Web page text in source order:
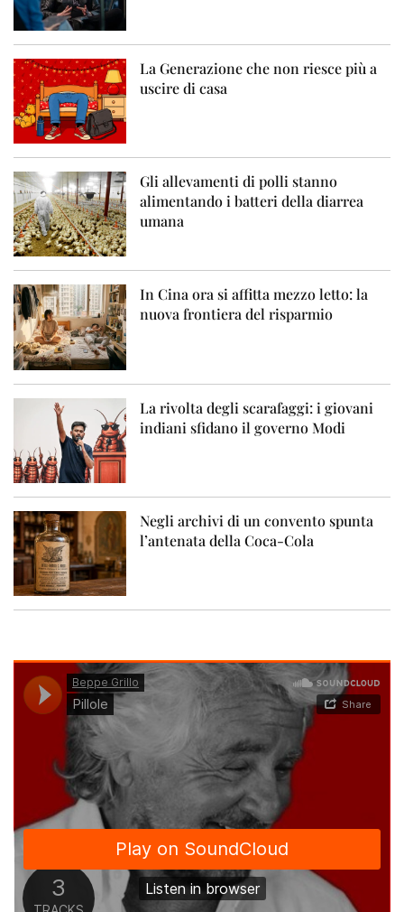
La Generazione che non riesce più a
uscire di casa
Gli allevamenti di polli stanno
alimentando i batteri della diarrea
umana
In Cina ora si affitta mezzo letto: la
nuova frontiera del risparmio
La rivolta degli scarafaggi: i giovani
indiani sfidano il governo Modi
Negli archivi di un convento spunta
l’antenata della Coca-Cola